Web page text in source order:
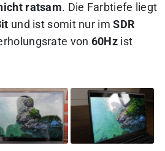
ratsam. Die Farbtiefe liegt
und ist somit nur imSDR
von 60Hz ist